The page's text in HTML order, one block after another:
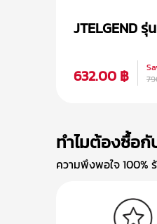
JTELGEND
632.00 ฿
ทำไมต้องซื้อกั
ความพึงพอใจ 100%